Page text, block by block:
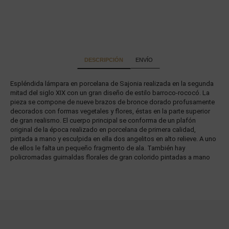
DESCRIPCIÓN ENVÍO
Espléndida lámpara en porcelana de Sajonia realizada en la segunda
mitad del siglo XIX con un gran diseño de estilo barroco-rococó. La
pieza se compone de nueve brazos de bronce dorado profusamente
decorados con formas vegetales y flores, éstas en la parte superior
de gran realismo. El cuerpo principal se conforma de un plafón
original de la época realizado en porcelana de primera calidad,
pintada a mano y esculpida en ella dos angelitos en alto relieve. A uno
de ellos le falta un pequeño fragmento de ala. También hay
policromadas guirnaldas florales de gran colorido pintadas a mano